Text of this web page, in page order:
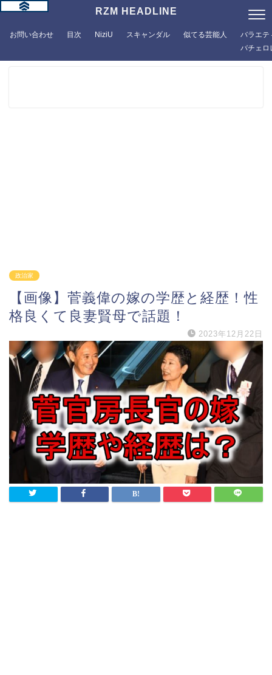
RZM HEADLINE
お問い合わせ 目次 NiziU スキャンダル 似てる芸能人
バラエテ
バチェロ
政治家
【画像】菅義偉の嫁の学歴と経歴！性
格良くて良妻賢母で話題！
2023年12月22日